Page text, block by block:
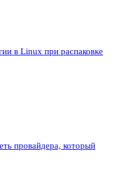
в Linux при распаковке
провайдера, который